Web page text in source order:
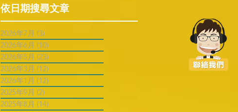
依日期搜尋文章
2026年7月 (3)
2026年6月 (10)
2026年5月 (23)
2026年3月 (12)
2026年1月 (12)
2025年9月 (2)
2025年8月 (14)